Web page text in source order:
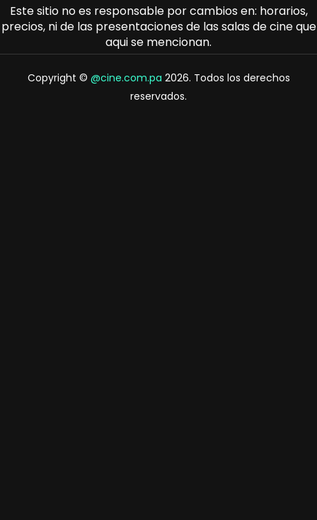
Este sitio no es responsable por cambios en: horarios,
precios, ni de las presentaciones de las salas de cine que
aqui se mencionan.
Copyright © @cine.com.pa 2026. Todos los derechos
reservados.